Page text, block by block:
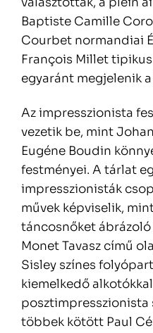
Baptiste Camille
Courbet normandiai
François Millet
egyaránt megjelenik
Az impresszionista
vezetik be, mint
Eugéne Boudin
festményei. A tárlat
impresszionisták
művek képviselik,
táncosnőket
Monet Tavasz című
Sisley színes
kiemelkedő
posztimpresszionista
többek kötött Paul